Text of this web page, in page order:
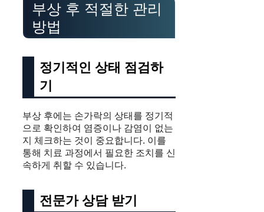
부상 후 적절한 관리
방법
정기적인 상태 점검하
기
부상 후에는 손가락의 상태를 정기적
으로 확인하여 염증이나 감염이 없는
지 체크하는 것이 중요합니다. 이를
통해 치료 과정에서 필요한 조치를 신
속하게 취할 수 있습니다.
전문가 상담 받기